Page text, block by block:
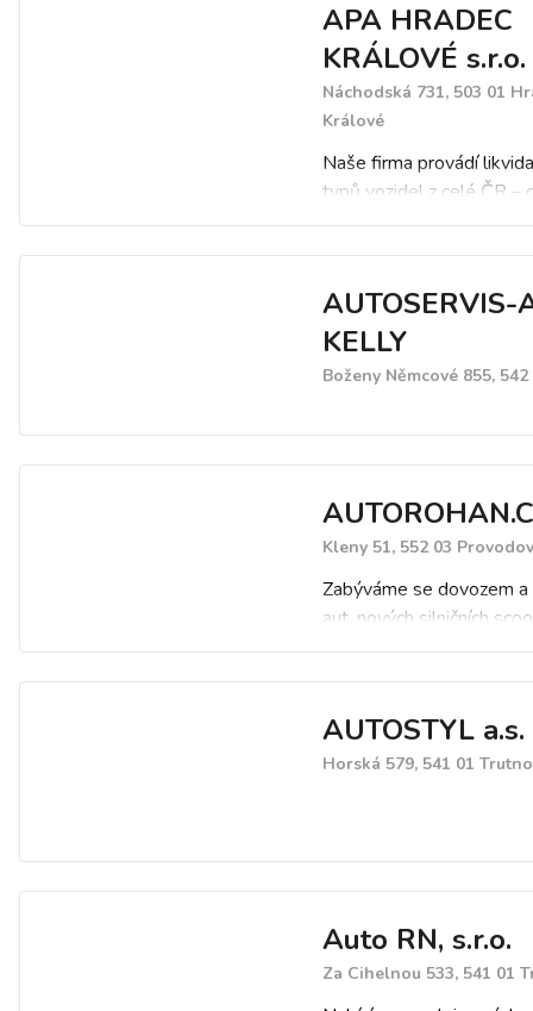
APA HRADEC
KRÁLOVÉ s.r.o.
Náchodská 731, 503 01
Králové
Naše firma provádí
typů vozidel z celé ČR –
nákladních, přívěsů,
autobusů. Dále nabízíme
autovrakoviště vlastními
odtahovými vozy, výkup
havarovaných a
vozidel, prodej použitých
AUTOSERVIS-
KELLY
Boženy Němcové 855,
Kleny 51, 552 03
Zabýváme se dovozem
aut, nových silničních
provozujeme motoshop,
servis s profi vybavením,
náhradního vozidla.
dovážíme malotraktory,
AUTOSTYL a.s.
Horská 579, 541 01
Auto RN, s.r.o.
Za Cihelnou 533, 541 01